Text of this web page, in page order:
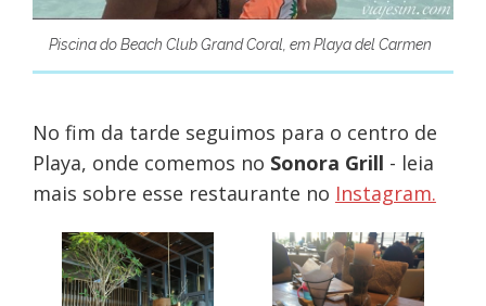
Piscina do Beach Club Grand Coral, em Playa del Carmen
No fim da tarde seguimos para o centro de
Playa, onde comemos no Sonora Grill - leia
mais sobre esse restaurante no Instagram.